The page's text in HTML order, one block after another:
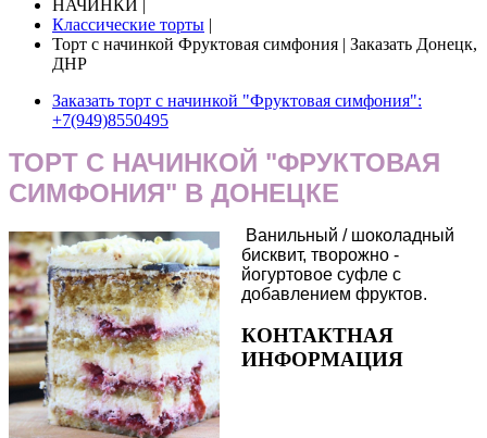
НАЧИНКИ |
Классические торты |
Торт с начинкой Фруктовая симфония | Заказать Донецк,
ДНР
Заказать торт с начинкой "Фруктовая симфония":
+7(949)8550495
ТОРТ С НАЧИНКОЙ "ФРУКТОВАЯ
СИМФОНИЯ" В ДОНЕЦКЕ
Ванильный / шоколадный
бисквит, творожно -
йогуртовое суфле с
добавлением фруктов.
КОНТАКТНАЯ
ИНФОРМАЦИЯ